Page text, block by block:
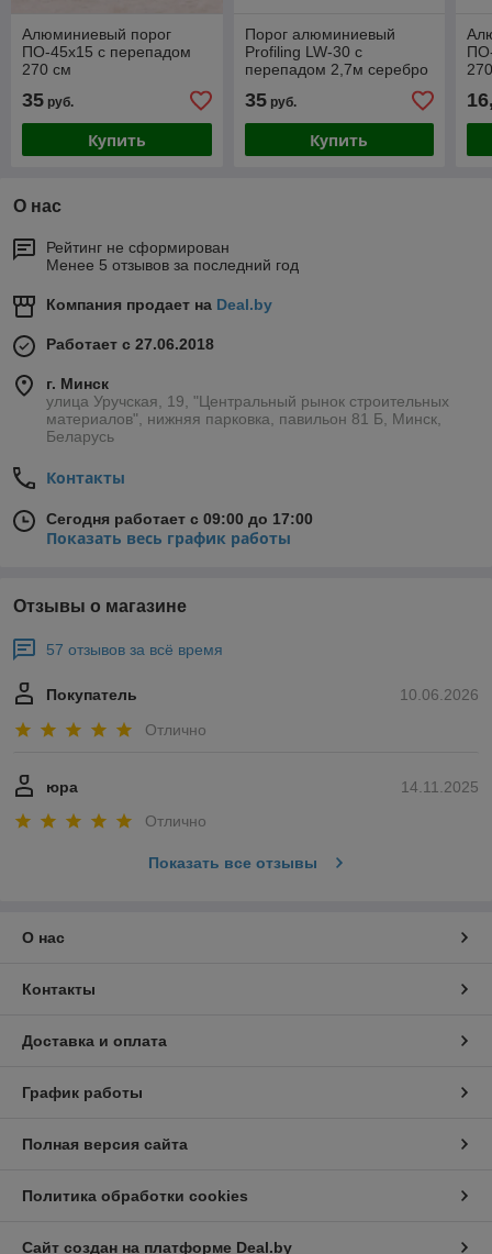
Алюминиевый порог
ПО-45х15 с перепадом
270 см
35 руб.
Купить
Порог алюминиевый
Profiling LW-30 с
перепадом 2,7м серебро
35руб.
Купить
О нас
Рейтинг не сформирован
Менее 5 отзывов за последний год
Компания продает на Deal.by
Работает с 27.06.2018
г. Минск
улица Уручская, 19, "Центральный рынок строительных
материалов", нижняя парковка, павильон 81 Б, Минск,
Беларусь
Контакты
Сегодня работает с 09:00 до 17:00
Показать весь график работы
Отзывы о магазине
57 отзывов за всё время
10.06.2026
Покупатель
Отлично
14.11.2025
юра
Отлично
Показать все отзывы
О нас
Контакты
Доставка и оплата
График работы
Полная версия сайта
Политика обработки cookies
Сайт создан на платформе Deal.by